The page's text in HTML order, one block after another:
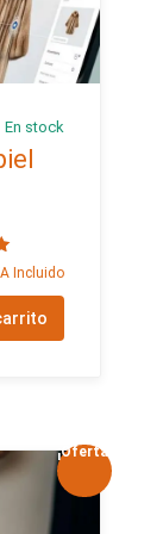
En stock
Incluido
¡Oferta!